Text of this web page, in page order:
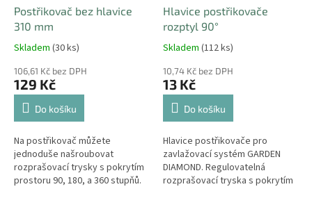
Postřikovač bez hlavice
310 mm
Skladem (30 ks)
106,61 Kč bez DPH
129 Kč
Do košíku
Na postřikovač můžete
jednoduše našroubovat
rozprašovací trysky s pokrytím
prostoru 90, 180, a 360 stupňů.
Hlavice postřikovače
rozptyl 90°
Skladem (112 ks)
10,74 Kč bez DPH
13 Kč
Do košíku
Hlavice postřikovače pro
zavlažovací systém GARDEN
DIAMOND. Regulovatelná
rozprašovací tryska s pokrytím